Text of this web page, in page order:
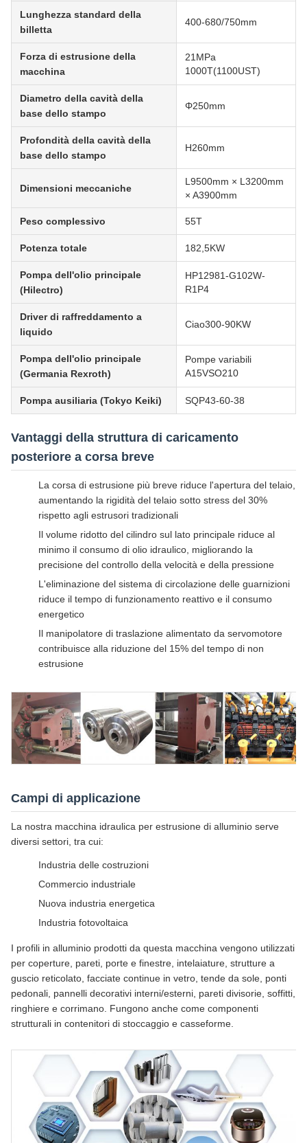
Lunghezza standard della
billetta
400-680/750mm
Forza di estrusione della
macchina
21MPa
1000T(1100UST)
Diametro della cavità della
base dello stampo
Φ250mm
Profondità della cavità della
base dello stampo
H260mm
Dimensioni meccaniche
L9500mm × L3200mm
× A3900mm
Peso complessivo 55T
Potenza totale 182,5KW
Pompa dell'olio principale
(Hilectro)
HP12981-G102W-
R1P4
Driver di raffreddamento a
liquido
Ciao300-90KW
Pompa dell'olio principale
(Germania Rexroth)
Pompe variabili
A15VSO210
Pompa ausiliaria (Tokyo Keiki) SQP43-60-38
Vantaggi della struttura di caricamento
posteriore a corsa breve
La corsa di estrusione più breve riduce l'apertura del telaio,
aumentando la rigidità del telaio sotto stress del 30%
rispetto agli estrusori tradizionali
Il volume ridotto del cilindro sul lato principale riduce al
minimo il consumo di olio idraulico, migliorando la
precisione del controllo della velocità e della pressione
L'eliminazione del sistema di circolazione delle guarnizioni
riduce il tempo di funzionamento reattivo e il consumo
energetico
Il manipolatore di traslazione alimentato da servomotore
contribuisce alla riduzione del 15% del tempo di non
estrusione
Campi di applicazione
La nostra macchina idraulica per estrusione di alluminio serve
diversi settori, tra cui:
Industria delle costruzioni
Commercio industriale
Nuova industria energetica
Industria fotovoltaica
I profili in alluminio prodotti da questa macchina vengono utilizzati
per coperture, pareti, porte e finestre, intelaiature, strutture a
guscio reticolato, facciate continue in vetro, tende da sole, ponti
pedonali, pannelli decorativi interni/esterni, pareti divisorie, soffitti,
ringhiere e corrimano. Fungono anche come componenti
strutturali in contenitori di stoccaggio e casseforme.